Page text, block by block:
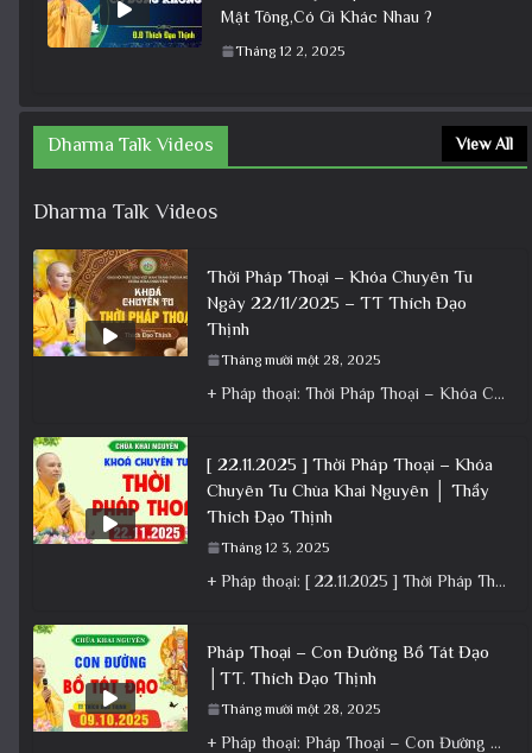
Mật Tông,Có Gì Khác Nhau ?
Tháng 12 2, 2025
Dharma Talk Videos View All
Dharma Talk Videos
Thời Pháp Thoại – Khóa Chuyên Tu
Ngày 22/11/2025 – TT Thích Đạo
Thịnh
Tháng mười một 28, 2025
+ Pháp thoại: Thời Pháp Thoại – Khóa Chuyên Tu Ngày 22/11/2025 – TT Thích Đạo Thịnh + Album: Pháp
[ 22.11.2025 ] Thời Pháp Thoại – Khóa
Chuyên Tu Chùa Khai Nguyên │ Thầy
Thích Đạo Thịnh
Tháng 12 3, 2025
+ Pháp thoại: [ 22.11.2025 ] Thời Pháp Thoại – Khóa Chuyên Tu Chùa Khai Nguyên │ Thầy Thích Đạo
Pháp Thoại – Con Đường Bồ Tát Đạo
│TT. Thích Đạo Thịnh
Tháng mười một 28, 2025
+ Pháp thoại: Pháp Thoại – Con Đường Bồ Tát Đạo │TT. Thích Đạo Thịnh + Album: Pháp Thoại +